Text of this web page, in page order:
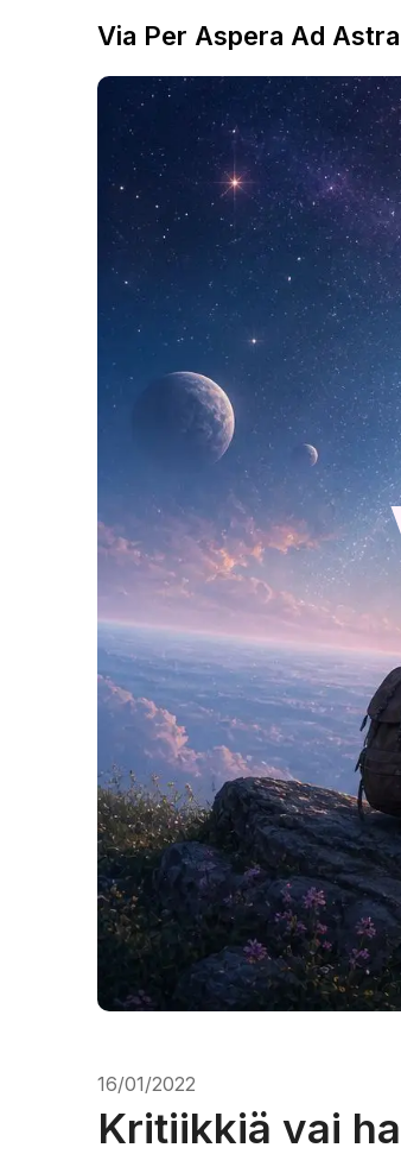
Via Per Aspera Ad Astra
16/01/2022
Kritiikkiä vai